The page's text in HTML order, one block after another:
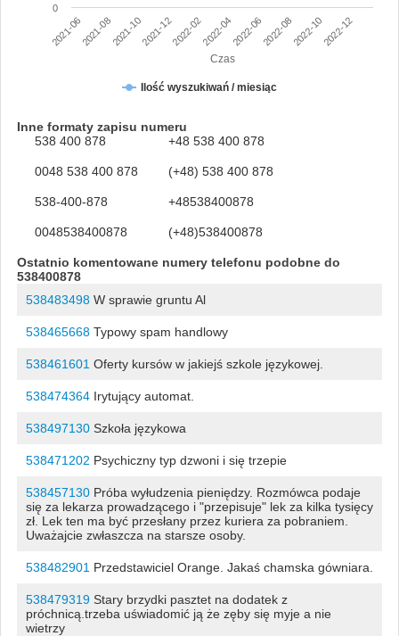
Czas
Ilość wyszukiwań / miesiąc
2021-062021-082021-102021-122022-022022-042022-062022-082022-102022-12
0
Inne formaty zapisu numeru
538 400 878
+48 538 400 878
0048 538 400 878 (+48) 538 400 878
538-400-878 +48538400878
0048538400878 (+48)538400878
Ostatnio komentowane numery telefonu podobne do
538400878
538483498W sprawie gruntu Al
538465668Typowy spam handlowy
538461601 Oferty kursów w jakiejś szkole językowej.
538474364Irytujący automat.
538497130Szkoła językowa
538471202 Psychiczny typ dzwoni i się trzepie
538457130Próba wyłudzenia pieniędzy. Rozmówca podaje
się za lekarza prowadzącego i "przepisuje" lek za kilka tysięcy
zł. Lek ten ma być przesłany przez kuriera za pobraniem.
Uważajcie zwłaszcza na starsze osoby.
538482901 Przedstawiciel Orange. Jakaś chamska gówniara.
538479319Stary brzydki pasztet na dodatek z
próchnicą.trzeba uświadomić ją że zęby się myje a nie
wietrzy